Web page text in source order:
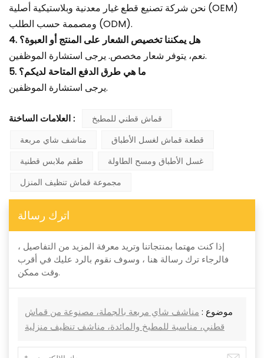
نحن شركة تصنيع قطع غيار معدنية وبلاستيكية أصلية (OEM)
ومصممة حسب الطلب (ODM).
4. هل يمكننا تخصيص الشعار على المنتج أو العبوة؟
نعم، يتوفر شعار مخصص. يرجى استشارة الموظفين.
5. ما هي طرق الدفع المتاحة لديكم؟
يرجى استشارة الموظفين.
العلامات الساخنة :
قماش قطني للمطبخ
مناشف شاي مربعة
قطعة قماش لغسل الأطباق
طقم ملابس قطنية
غسل الأطباق ومسح الطاولة
مجموعة قماش تنظيف المنزل
اترك رسالة
إذا كنت مهتما بمنتجاتنا وتريد معرفة المزيد من التفاصيل ،
فالرجاء ترك رسالة هنا ، وسوف نقوم بالرد عليك في أقرب
وقت ممكن.
موضوع : مناشف شاي مربعة بالجملة، مصنوعة من قماش
قطني، مناسبة للمطبخ والمائدة، مناشف تنظيف منزلية